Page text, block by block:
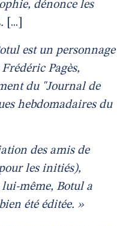
dénonce les
[...]
est un personnage
Pagès,
du "Journal de
hebdomadaires du
des amis de
les initiés),
lui-même, Botul a
été éditée. »